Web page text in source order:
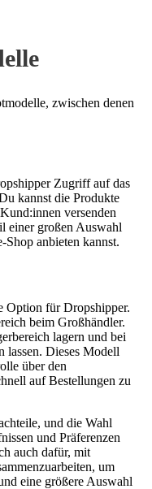
zwischen denen
Zugriff auf das
kannst die Produkte
versenden
einer großen Auswahl
anbieten kannst.
Option für Dropshipper.
beim Großhändler.
lagern und bei
lassen. Dieses Modell
über den
auf Bestellungen zu
und die Wahl
und Präferenzen
auch dafür, mit
um
eine größere Auswahl